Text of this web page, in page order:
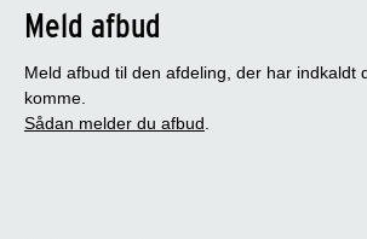
Meld afbud
Meld afbud til den afdeling, der har indkaldt
komme.
Sådan melder du afbud.